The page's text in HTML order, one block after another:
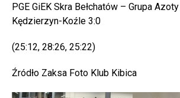
PGE GiEK Skra Bełchatów – Grupa
Kędzierzyn-Koźle 3:0
(25:12, 28:26, 25:22)
Źródło Zaksa Foto Klub Kibica